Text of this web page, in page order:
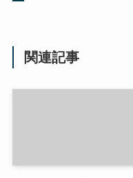
関連記事